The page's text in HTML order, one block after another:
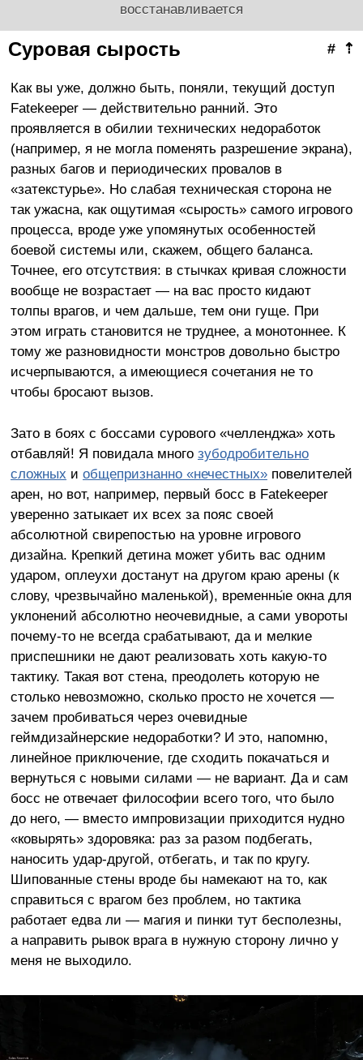
восстанавливается
⇡
#
Суровая сырость
Как вы уже, должно быть, поняли, текущий доступ
Fatekeeper — действительно ранний. Это
проявляется в обилии технических недоработок
(например, я не могла поменять разрешение экрана),
разных багов и периодических провалов в
«затекстурье». Но слабая техническая сторона не
так ужасна, как ощутимая «сырость» самого игрового
процесса, вроде уже упомянутых особенностей
боевой системы или, скажем, общего баланса.
Точнее, его отсутствия: в стычках кривая сложности
вообще не возрастает — на вас просто кидают
толпы врагов, и чем дальше, тем они гуще. При
этом играть становится не труднее, а монотоннее. К
тому же разновидности монстров довольно быстро
исчерпываются, а имеющиеся сочетания не то
чтобы бросают вызов.
Зато в боях с боссами сурового «челленджа» хоть
отбавляй! Я повидала много зубодробительно
сложных и общепризнанно «нечестных»повелителей
арен, но вот, например, первый босс в Fatekeeper
уверенно затыкает их всех за пояс своей
абсолютной свирепостью на уровне игрового
дизайна. Крепкий детина может убить вас одним
ударом, оплеухи достанут на другом краю арены (к
слову, чрезвычайно маленькой), временны́е окна для
уклонений абсолютно неочевидные, а сами увороты
почему-то не всегда срабатывают, да и мелкие
приспешники не дают реализовать хоть какую-то
тактику. Такая вот стена, преодолеть которую не
столько невозможно, сколько просто не хочется —
зачем пробиваться через очевидные
геймдизайнерские недоработки? И это, напомню,
линейное приключение, где сходить покачаться и
вернуться с новыми силами — не вариант. Да и сам
босс не отвечает философии всего того, что было
до него, — вместо импровизации приходится нудно
«ковырять» здоровяка: раз за разом подбегать,
наносить удар-другой, отбегать, и так по кругу.
Шипованные стены вроде бы намекают на то, как
справиться с врагом без проблем, но тактика
работает едва ли — магия и пинки тут бесполезны,
а направить рывок врага в нужную сторону лично у
меня не выходило.